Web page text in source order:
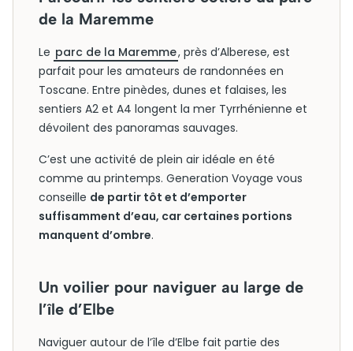
de la Maremme
Le parc de la Maremme, près d’Alberese, est
parfait pour les amateurs de randonnées en
Toscane. Entre pinèdes, dunes et falaises, les
sentiers A2 et A4 longent la mer Tyrrhénienne et
dévoilent des panoramas sauvages.
C’est une activité de plein air idéale en été
comme au printemps. Generation Voyage vous
conseille de partir tôt et d’emporter
suffisamment d’eau, car certaines portions
manquent d’ombre.
Un voilier pour naviguer au large de
l’île d’Elbe
Naviguer autour de l’île d’Elbe fait partie des